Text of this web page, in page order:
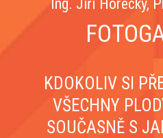
Ing. Jiří Horecký,
KDOKOLIV SI
VŠECHNY
SOUČASNĚ S